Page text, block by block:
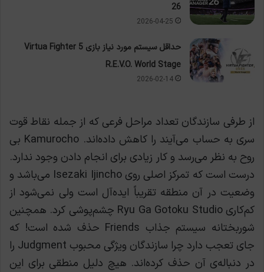
26
2026-04-25
حداقل سیستم مورد نیاز بازی Virtua Fighter 5
R.E.V.O. World Stage
2026-02-14
از طرفی سازندگان تعداد مراحل فرعی که از جمله نقاط قوت
سری به حساب می‌آیند را کاهش داده‌اند. Kamurocho بی
روح به نظر می‌رسد و کار زیادی برای انجام دادن وجود ندارد.
درست است که تمرکز اصلی روی Isezaki Ijincho می‌باشد و
وضعیت در آن منطقه تقریباً ایده‌آل است ولی نمی‌شود از
کم‌کاری Ryu Ga Gotoku Studio چشم‌پوشی کرد.
همچنین
شوربختانه سیستم جذاب Friends حذف شده است! که
جای تعجب دارد چرا سازندگان ویژگی محبوب Judgment را
در دنباله‌ی آن حذف کرده‌اند. هیچ دلیل منطقی برای این